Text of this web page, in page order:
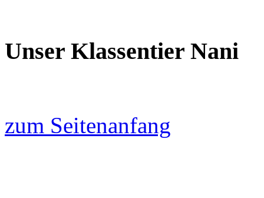
Unser Klassentier Nani
zum Seitenanfang